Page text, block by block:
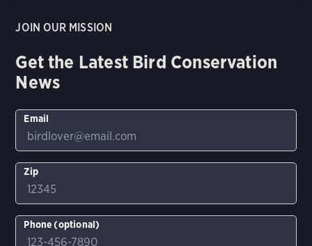
JOIN OUR MISSION
Get the Latest Bird Conservation
News
Email
Zip
Phone (optional)